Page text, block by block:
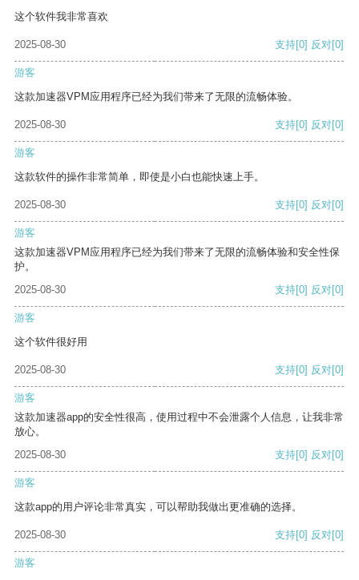
这个软件我非常喜欢
2025-08-30 支持[0] 反对[0]
游客
这款加速器VPM应用程序已经为我们带来了无限的流畅体验。
2025-08-30 支持[0] 反对[0]
游客
这款软件的操作非常简单，即使是小白也能快速上手。
2025-08-30 支持[0] 反对[0]
游客
这款加速器VPM应用程序已经为我们带来了无限的流畅体验和安全性保
护。
2025-08-30
支持[0] 反对[0]
游客
这个软件很好用
2025-08-30 支持[0] 反对[0]
游客
这款加速器app的安全性很高，使用过程中不会泄露个人信息，让我非常
放心。
2025-08-30
支持[0] 反对[0]
游客
这款app的用户评论非常真实，可以帮助我做出更准确的选择。
2025-08-30 支持[0] 反对[0]
游客